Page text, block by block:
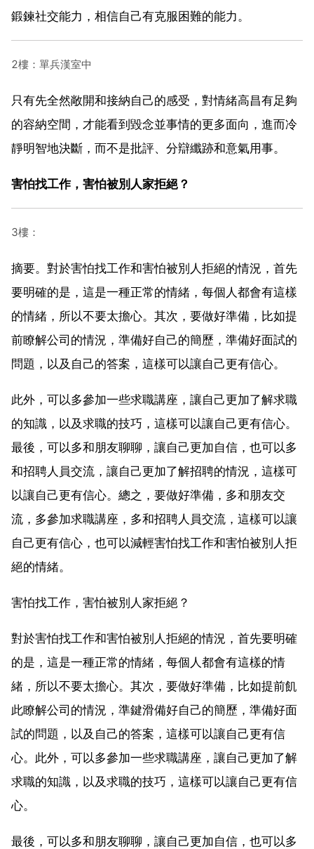
鍛鍊社交能力，相信自己有克服困難的能力。
2樓：單兵漢室中
只有先全然敞開和接納自己的感受，對情緒高昌有足夠
的容納空間，才能看到毀念並事情的更多面向，進而冷
靜明智地決斷，而不是批評、分辯纖跡和意氣用事。
害怕找工作，害怕被別人家拒絕？
3樓：
摘要。對於害怕找工作和害怕被別人拒絕的情況，首先
要明確的是，這是一種正常的情緒，每個人都會有這樣
的情緒，所以不要太擔心。其次，要做好準備，比如提
前瞭解公司的情況，準備好自己的簡歷，準備好面試的
問題，以及自己的答案，這樣可以讓自己更有信心。
此外，可以多參加一些求職講座，讓自己更加了解求職
的知識，以及求職的技巧，這樣可以讓自己更有信心。
最後，可以多和朋友聊聊，讓自己更加自信，也可以多
和招聘人員交流，讓自己更加了解招聘的情況，這樣可
以讓自己更有信心。總之，要做好準備，多和朋友交
流，多參加求職講座，多和招聘人員交流，這樣可以讓
自己更有信心，也可以減輕害怕找工作和害怕被別人拒
絕的情緒。
害怕找工作，害怕被別人家拒絕？
對於害怕找工作和害怕被別人拒絕的情況，首先要明確
的是，這是一種正常的情緒，每個人都會有這樣的情
緒，所以不要太擔心。其次，要做好準備，比如提前飢
此瞭解公司的情況，準鍵滑備好自己的簡歷，準備好面
試的問題，以及自己的答案，這樣可以讓自己更有信
心。此外，可以多參加一些求職講座，讓自己更加了解
求職的知識，以及求職的技巧，這樣可以讓自己更有信
心。
最後，可以多和朋友聊聊，讓自己更加自信，也可以多